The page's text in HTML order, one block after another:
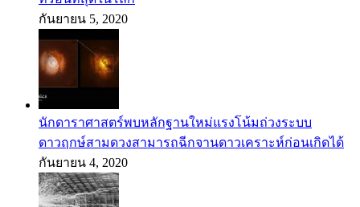
กันยายน 5, 2020
นักดาราศาสตร์พบหลักฐานใหม่แรงโน้มถ่วงระบบ
ดาวฤกษ์สามดวงสามารถฉีกจานดาวเคราะห์ก่อนเกิดได้
กันยายน 4, 2020